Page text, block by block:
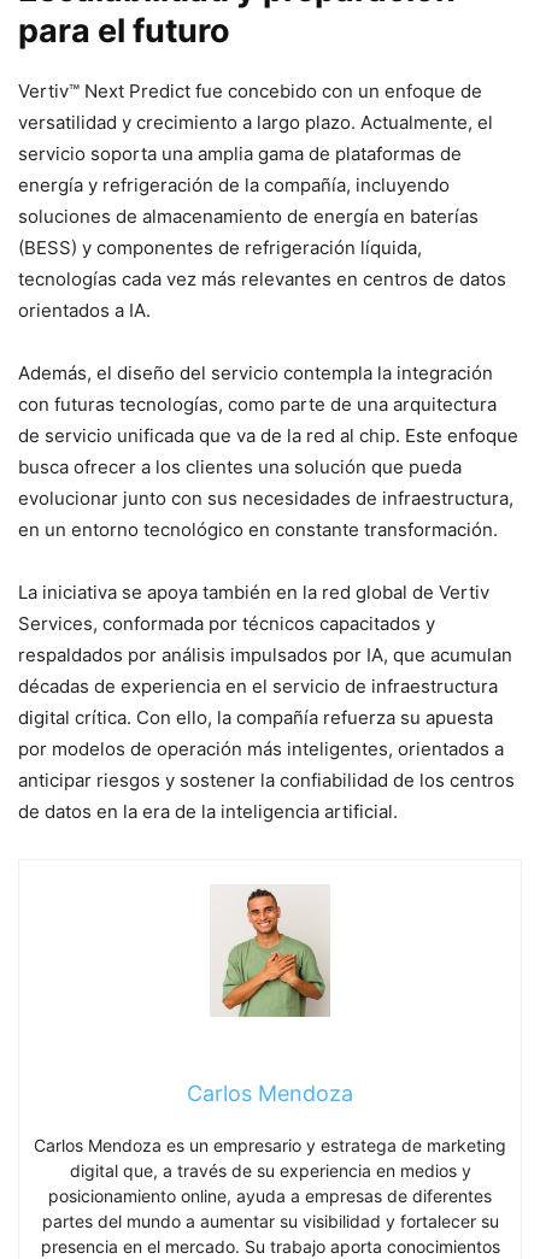
para el futuro
Vertiv™ Next Predict fue concebido con un enfoque de
versatilidad y crecimiento a largo plazo. Actualmente, el
servicio soporta una amplia gama de plataformas de
energía y refrigeración de la compañía, incluyendo
soluciones de almacenamiento de energía en baterías
(BESS) y componentes de refrigeración líquida,
tecnologías cada vez más relevantes en centros de datos
orientados a IA.
Además, el diseño del servicio contempla la integración
con futuras tecnologías, como parte de una arquitectura
de servicio unificada que va de la red al chip. Este enfoque
busca ofrecer a los clientes una solución que pueda
evolucionar junto con sus necesidades de infraestructura,
en un entorno tecnológico en constante transformación.
La iniciativa se apoya también en la red global de Vertiv
Services, conformada por técnicos capacitados y
respaldados por análisis impulsados por IA, que acumulan
décadas de experiencia en el servicio de infraestructura
digital crítica. Con ello, la compañía refuerza su apuesta
por modelos de operación más inteligentes, orientados a
anticipar riesgos y sostener la confiabilidad de los centros
de datos en la era de la inteligencia artificial.
Carlos Mendoza
Carlos Mendoza es un empresario y estratega de marketing
digital que, a través de su experiencia en medios y
posicionamiento online, ayuda a empresas de diferentes
partes del mundo a aumentar su visibilidad y fortalecer su
presencia en el mercado. Su trabajo aporta conocimientos